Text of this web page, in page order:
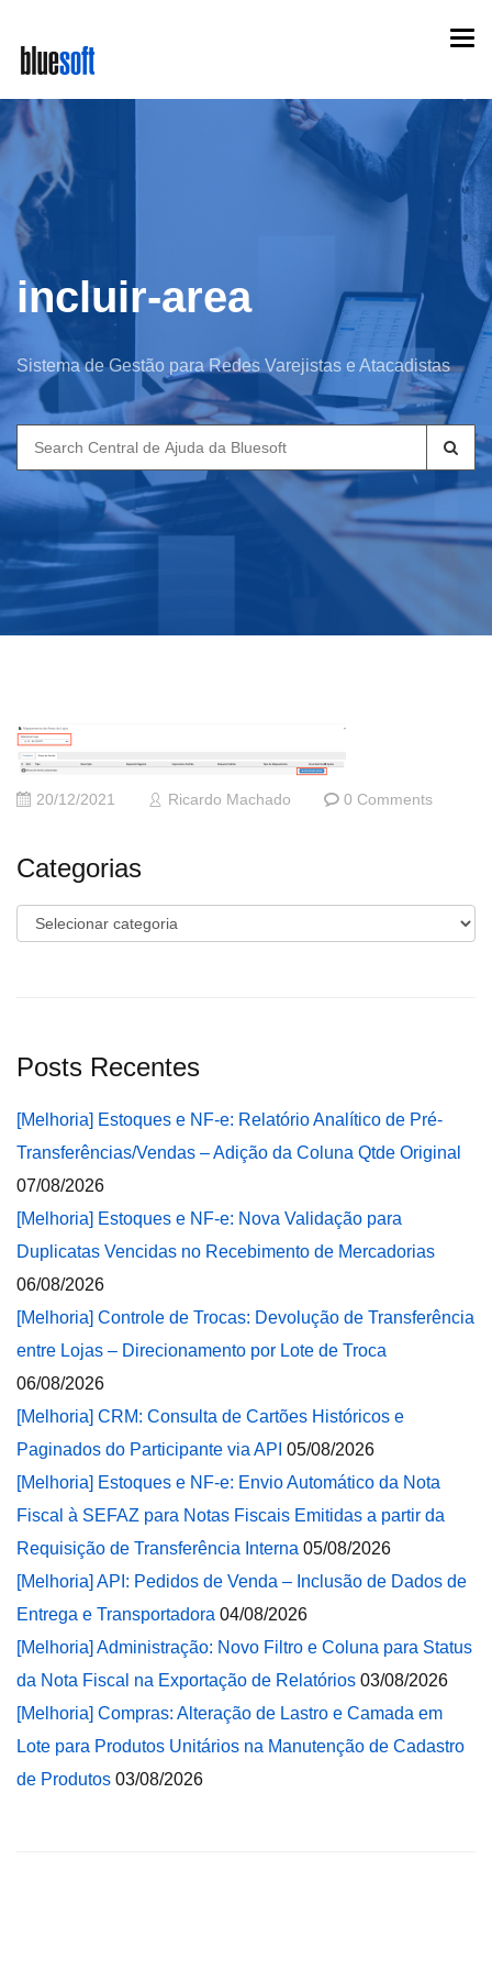
main
content
incluir-area
Sistema de Gestão para Redes Varejistas e Atacadistas
Search
for:
20/12/2021 Ricardo Machado 0 Comments
Categorias
Categorias
Posts Recentes
[Melhoria] Estoques e NF-e: Relatório Analítico de Pré-
Transferências/Vendas – Adição da Coluna Qtde Original
07/08/2026
[Melhoria] Estoques e NF-e: Nova Validação para
Duplicatas Vencidas no Recebimento de Mercadorias
06/08/2026
[Melhoria] Controle de Trocas: Devolução de Transferência
entre Lojas – Direcionamento por Lote de Troca
06/08/2026
[Melhoria] CRM: Consulta de Cartões Históricos e
Paginados do Participante via API 05/08/2026
[Melhoria] Estoques e NF-e: Envio Automático da Nota
Fiscal à SEFAZ para Notas Fiscais Emitidas a partir da
Requisição de Transferência Interna 05/08/2026
[Melhoria] API: Pedidos de Venda – Inclusão de Dados de
Entrega e Transportadora 04/08/2026
[Melhoria] Administração: Novo Filtro e Coluna para Status
da Nota Fiscal na Exportação de Relatórios 03/08/2026
[Melhoria] Compras: Alteração de Lastro e Camada em
Lote para Produtos Unitários na Manutenção de Cadastro
de Produtos 03/08/2026